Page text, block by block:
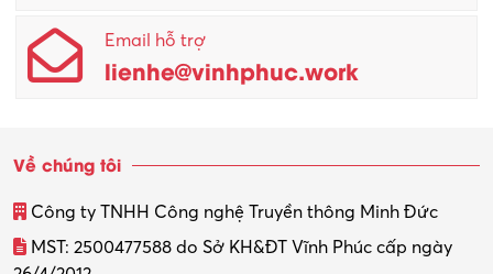
Quản lý sản xuất
Quản trị kinh doanh
Email hỗ trợ
lienhe@vinhphuc.work
Về chúng tôi
Công ty TNHH Công nghệ Truyền thông Minh Đức
MST: 2500477588 do Sở KH&ĐT Vĩnh Phúc cấp ngày